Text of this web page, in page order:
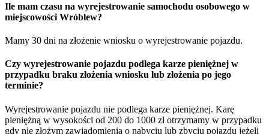
Ile mam czasu na wyrejestrowanie samochodu osobowego w
miejscowości Wróblew?
Mamy 30 dni na złożenie wniosku o wyrejestrowanie pojazdu.
Czy wyrejestrowanie pojazdu podlega karze pieniężnej w
przypadku braku złożenia wniosku lub złożenia po jego
terminie?
Wyrejestrowanie pojazdu nie podlega karze pieniężnej. Karę
pieniężną w wysokości od 200 do 1000 zł otrzymamy w przypadku
gdy nie złożym zawiadomienia o nabyciu lub zbyciu pojazdu jeżeli